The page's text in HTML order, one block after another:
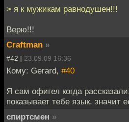
> я к мужикам равнодушен!!!
Верю!!!
Craftman »
#42 | 23.09.09 16:36
Кому: Gerard, #40
Я сам офигел когда
показывает тебе язык, значит
спиртсмен »